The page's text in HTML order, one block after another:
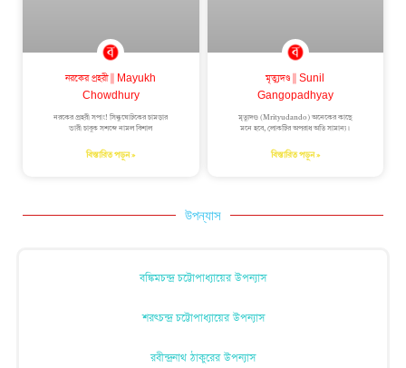
নরকের প্রহরী || Mayukh
Chowdhury
নরকের প্রহরী সপাং! সিন্ধুঘোটকের চামড়ার
ভারী চাবুক সশব্দে নামল বিশাল
বিস্তারিত পড়ুন »
মৃত্যুদণ্ড || Sunil
Gangopadhyay
মৃত্যুদণ্ড (Mrityudando) অনেকের কাছে
মনে হবে, লোকটির অপরাধ অতি সামান্য।
বিস্তারিত পড়ুন »
উপন্যাস
বঙ্কিমচন্দ্র চট্টোপাধ্যায়ের উপন্যাস
শরৎচন্দ্র চট্টোপাধ্যায়ের উপন্যাস
রবীন্দ্রনাথ ঠাকুরের উপন্যাস